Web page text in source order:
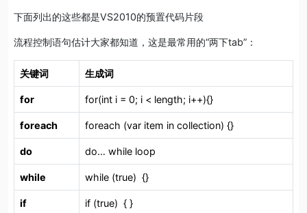
下面列出的这些都是VS2010的预置代码片段
流程控制语句估计大家都知道，这是最常用的“两下tab”：
关键词 生成词
for for(int i = 0; i < length; i++){}
foreach foreach (var item in collection) {}
do do… while loop
while while (true) {}
if if (true) { }